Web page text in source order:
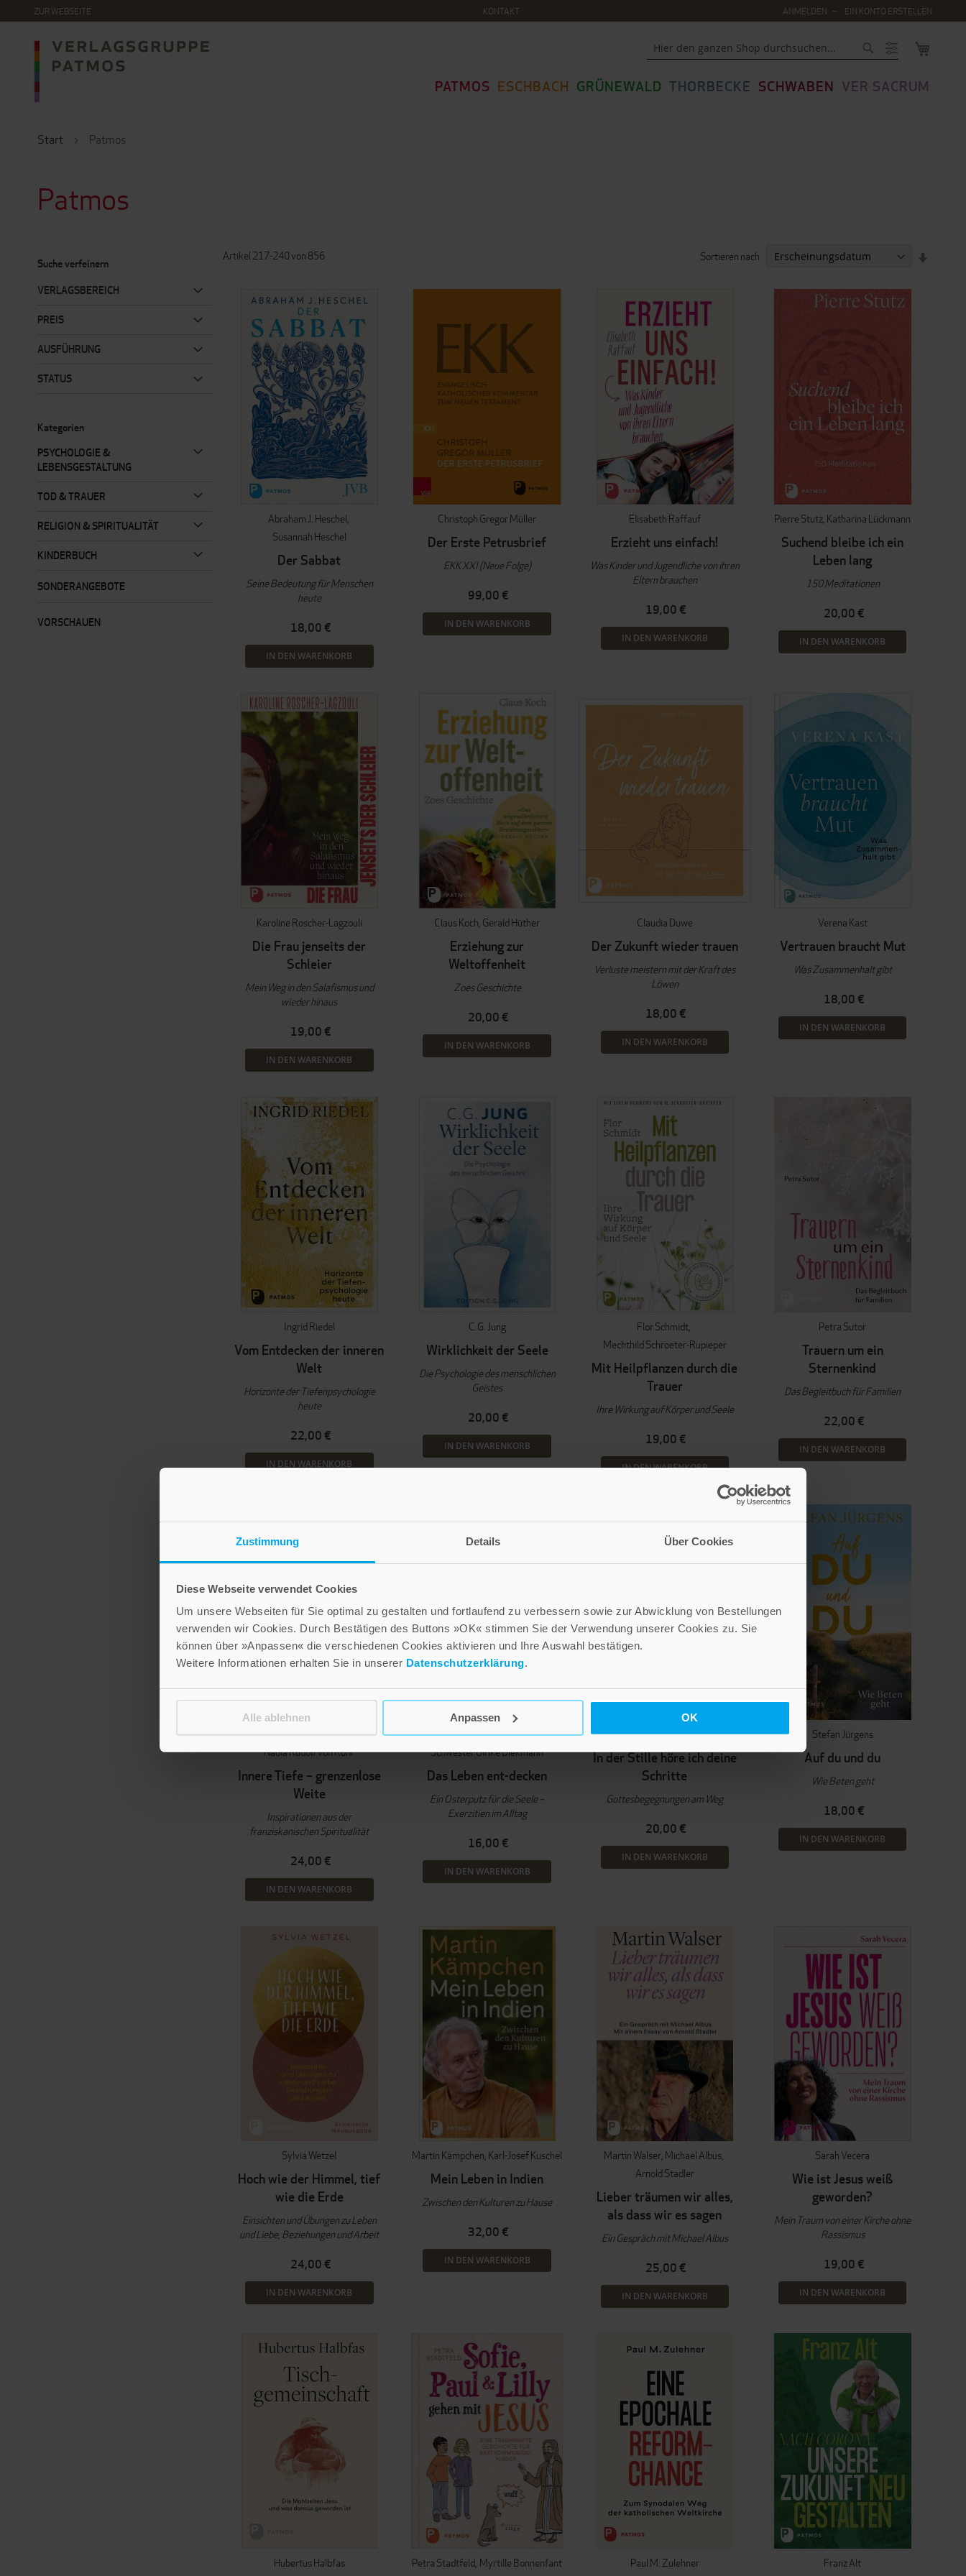
Zustimmung Details Über Cookies
Diese Webseite verwendet Cookies
Um unsere Webseiten für Sie optimal zu gestalten und fortlaufend zu verbessern sowie zur Abwicklung von Bestellungen
verwenden wir Cookies. Durch Bestätigen des Buttons »OK« stimmen Sie der Verwendung unserer Cookies zu. Sie
können über »Anpassen« die verschiedenen Cookies aktivieren und Ihre Auswahl bestätigen.
Weitere Informationen erhalten Sie in unserer Datenschutzerklärung.
Alle ablehnen Anpassen OK
ZUR WEBSEITE KONTAKT
DIREKT
INHALT
ANMELDEN EIN KONTO ERSTELLEN
PATMOS ESCHBACH GRÜNEWALD THORBECKE SCHWABEN VER SACRUM
Start Patmos
Patmos
Artikel217-240von 856 Sortieren nach
Abraham J. Heschel
Susannah Heschel
Der Sabbat
Seine Bedeutung für Menschen
heute
18,00 €
IN DEN WARENKORB
Christoph Gregor Müller
Der Erste Petrusbrief
EKK XXI (Neue Folge)
99,00 €
IN DEN WARENKORB
Elisabeth Raffauf
Erzieht uns einfach!
Was Kinder und Jugendliche von ihren
Eltern brauchen
19,00 €
IN DEN WARENKORB
Pierre Stutz Katharina Lückmann
Suchend bleibe ich ein
Leben lang
150 Meditationen
20,00 €
IN DEN WARENKORB
Karoline Roscher-Lagzouli
Die Frau jenseits der
Schleier
Mein Weg in den Salafismus und
wieder hinaus
19,00 €
IN DEN WARENKORB
Claus Koch Gerald Hüther
Erziehung zur
Weltoffenheit
Zoes Geschichte
20,00 €
IN DEN WARENKORB
Claudia Duwe
Der Zukunft wieder trauen
Verluste meistern mit der Kraft des
Löwen
18,00 €
IN DEN WARENKORB
Verena Kast
Vertrauen braucht Mut
Was Zusammenhalt gibt
18,00 €
IN DEN WARENKORB
Ingrid Riedel
Vom Entdecken der inneren
Welt
Horizonte der Tiefenpsychologie
heute
22,00 €
IN DEN WARENKORB
C.G. Jung
Wirklichkeit der Seele
Die Psychologie des menschlichen
Geistes
20,00 €
IN DEN WARENKORB
Flor Schmidt
Mechthild Schroeter-Rupieper
Mit Heilpflanzen durch die
Trauer
Ihre Wirkung auf Körper und Seele
19,00 €
IN DEN WARENKORB
Petra Sutor
Trauern um ein
Sternenkind
Das Begleitbuch für Familien
22,00 €
IN DEN WARENKORB
Nadia Rudolf von Rohr
Innere Tiefe – grenzenlose
Weite
Inspirationen aus der
franziskanischen Spiritualität
24,00 €
IN DEN WARENKORB
Andrea Schwarz
Schwester Ulrike Diekmann
Das Leben ent-decken
Ein Osterputz für die Seele –
Exerzitien im Alltag
16,00 €
IN DEN WARENKORB
Helmut Schlegel
In der Stille höre ich deine
Schritte
Gottesbegegnungen am Weg
20,00 €
IN DEN WARENKORB
Stefan Jürgens
Auf du und du
Wie Beten geht
18,00 €
IN DEN WARENKORB
Sylvia Wetzel
Hoch wie der Himmel, tief
wie die Erde
Einsichten und Übungen zu Leben
und Liebe, Beziehungen und Arbeit
24,00 €
IN DEN WARENKORB
Martin Kämpchen Karl-Josef Kuschel
Mein Leben in Indien
Zwischen den Kulturen zu Hause
32,00 €
IN DEN WARENKORB
Martin Walser Michael Albus
Arnold Stadler
Lieber träumen wir alles,
als dass wir es sagen
Ein Gespräch mit Michael Albus
25,00 €
IN DEN WARENKORB
Sarah Vecera
Wie ist Jesus weiß
geworden?
Mein Traum von einer Kirche ohne
Rassismus
19,00 €
IN DEN WARENKORB
Hubertus Halbfas Petra Stadtfeld Myrtille Bonnenfant Paul M. Zulehner Franz Alt
Suche verfeinern
VERLAGSBEREICH
PREIS
AUSFÜHRUNG
STATUS
Kategorien
PSYCHOLOGIE &
LEBENSGESTALTUNG
TOD & TRAUER
RELIGION & SPIRITUALITÄT
KINDERBUCH
SONDERANGEBOTE
VORSCHAUEN